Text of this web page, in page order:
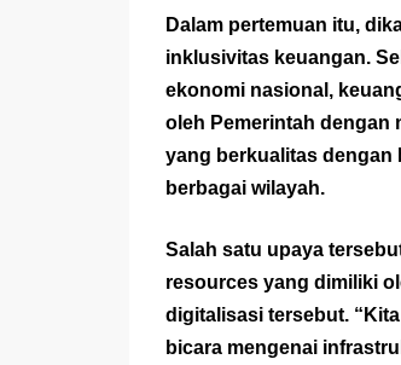
Dalam pertemuan itu,
inklusivitas keuangan.
ekonomi nasional,
oleh Pemerintah dengan
yang berkualitas dengan
berbagai wilayah.
Salah satu upaya
resources yang dimiliki
digitalisasi tersebut.
bicara mengenai